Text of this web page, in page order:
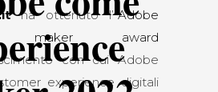
ha ottenuto l’”Adobe
maker award
con cui Adobe
experience digitali